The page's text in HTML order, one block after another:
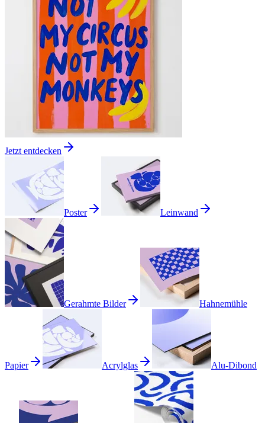
Jetzt entdecken
Poster Leinwand
Gerahmte Bilder Hahnemühle
Papier Acrylglas Alu-Dibond